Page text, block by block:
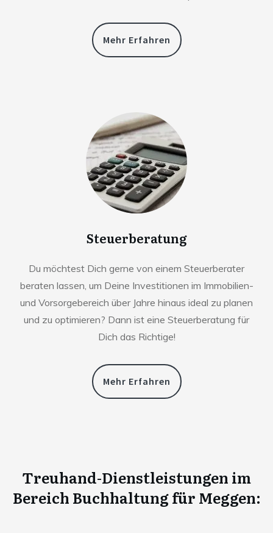
Mehr Erfahren
Steuerberatung
Du möchtest Dich gerne von einem Steuerberater
beraten lassen, um Deine Investitionen im Immobilien-
und Vorsorgebereich über Jahre hinaus ideal zu planen
und zu optimieren? Dann ist eine Steuerberatung für
Dich das Richtige!
Mehr Erfahren
Treuhand-Dienstleistungen im
Bereich Buchhaltung für Meggen: